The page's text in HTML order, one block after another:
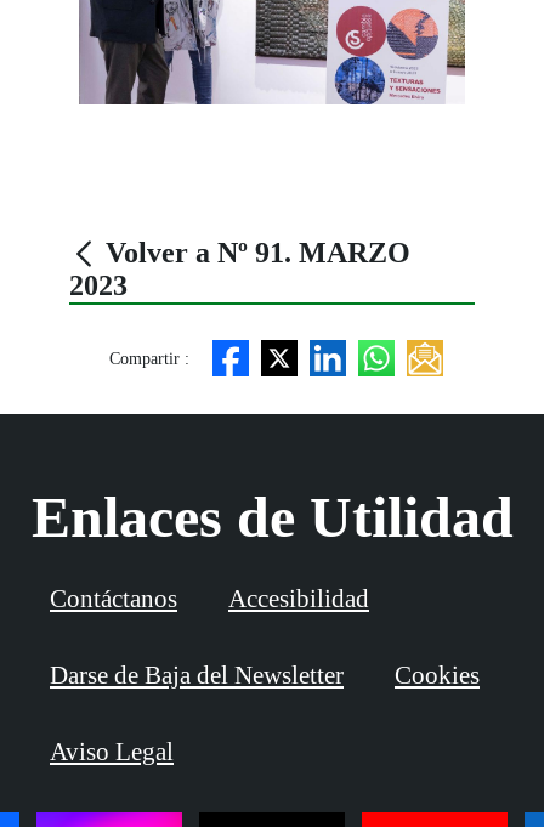
Volver a Nº 91. MARZO
2023
Compartir :
Enlaces de Utilidad
Contáctanos Accesibilidad
Darse de Baja del Newsletter Cookies
Aviso Legal